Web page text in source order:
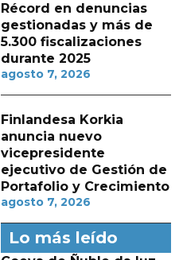
Récord en denuncias
gestionadas y más de
5.300 fiscalizaciones
durante 2025
agosto 7, 2026
Finlandesa Korkia
anuncia nuevo
vicepresidente
ejecutivo de Gestión de
Portafolio y Crecimiento
agosto 7, 2026
Lo más leído